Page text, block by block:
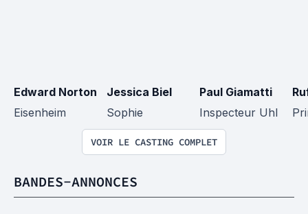
Edward Norton
Eisenheim
Jessica Biel
Sophie
Paul Giamatti
Inspecteur Uhl
VOIR LE CASTING COMPLET
BANDES-ANNONCES